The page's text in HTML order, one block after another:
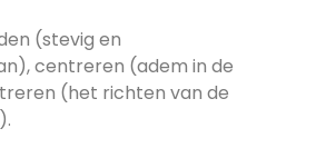
(stevig en
centreren (adem in de
(het richten van de